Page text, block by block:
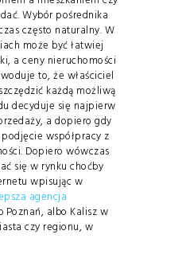
Wybór pośrednika
często naturalny. W
może być łatwiej
a ceny nieruchomości
to, że właściciel
każdą możliwą
decyduje się najpierw
a dopiero gdy
współpracy z
Dopiero wówczas
się w rynku choćby
wpisując w
agencja
Poznań, albo Kalisz w
czy regionu, w